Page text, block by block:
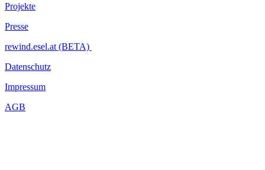
Projekte
Presse
rewind.esel.at (BETA)
Datenschutz
Impressum
AGB